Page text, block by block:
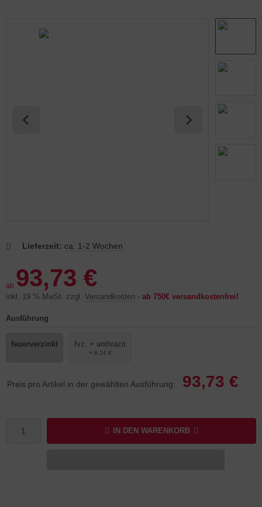
Lieferzeit: ca. 1-2 Wochen
ab 93,73 €
inkl. 19 % MwSt. zzgl. Versandkosten - ab 750€ versandkostenfrei!
Ausführung
feuerverzinkt fvz. + anthrazit
+ 8,24 €
Preis pro Artikel in der gewählten Ausführung: 93,73 €
IN DEN WARENKORB